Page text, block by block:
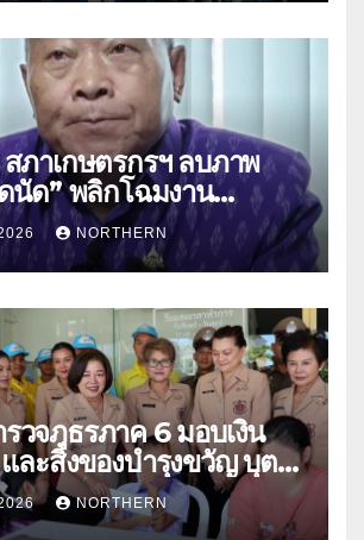
ภาเกษตรกรฯ ลบภาพ
นัด” พลิกโฉมงาน
รืองเมืองสองแคว 69” มุ่ง
กษตรกร ดึงนวัตกรรม-จับ
นค้าเกษตรสู่สากล (คลิป)
NORTHERN
วจภูธรภาค 6 มอบเงิน
ละสิ่งของบำรุงขวัญ บุตร-
NORTHERN